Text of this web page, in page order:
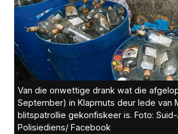
Van die onwettige drank wat die
September) in Klapmuts deur lede van
blitspatrollie gekonfiskeer is. Foto:
Polisiediens/ Facebook